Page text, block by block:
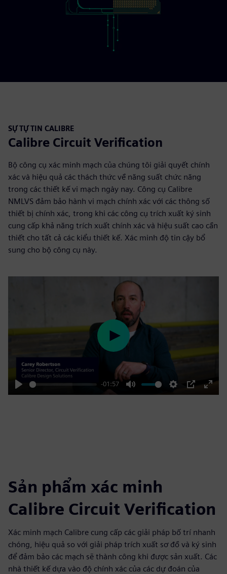
SỰ TỰ TIN CALIBRE
Calibre Circuit Verification
Bộ công cụ xác minh mạch của chúng tôi giải quyết chính
xác và hiệu quả các thách thức về năng suất chức năng
trong các thiết kế vi mạch ngày nay. Công cụ Calibre
NMLVS đảm bảo hành vi mạch chính xác với các thông số
thiết bị chính xác, trong khi các công cụ trích xuất ký sinh
cung cấp khả năng trích xuất chính xác và hiệu suất cao cần
thiết cho tất cả các kiểu thiết kế. Xác minh độ tin cậy bổ
sung cho bộ công cụ này.
Play
-01:57
Mute Settings
PIP
Enter
Play
Sản phẩm xác minh
Calibre Circuit Verification
Xác minh mạch Calibre cung cấp các giải pháp bố trí nhanh
chóng, hiệu quả so với giải pháp trích xuất sơ đồ và ký sinh
để đảm bảo các mạch sẽ thành công khi được sản xuất. Các
nhà thiết kế dựa vào độ chính xác của các dự đoán của